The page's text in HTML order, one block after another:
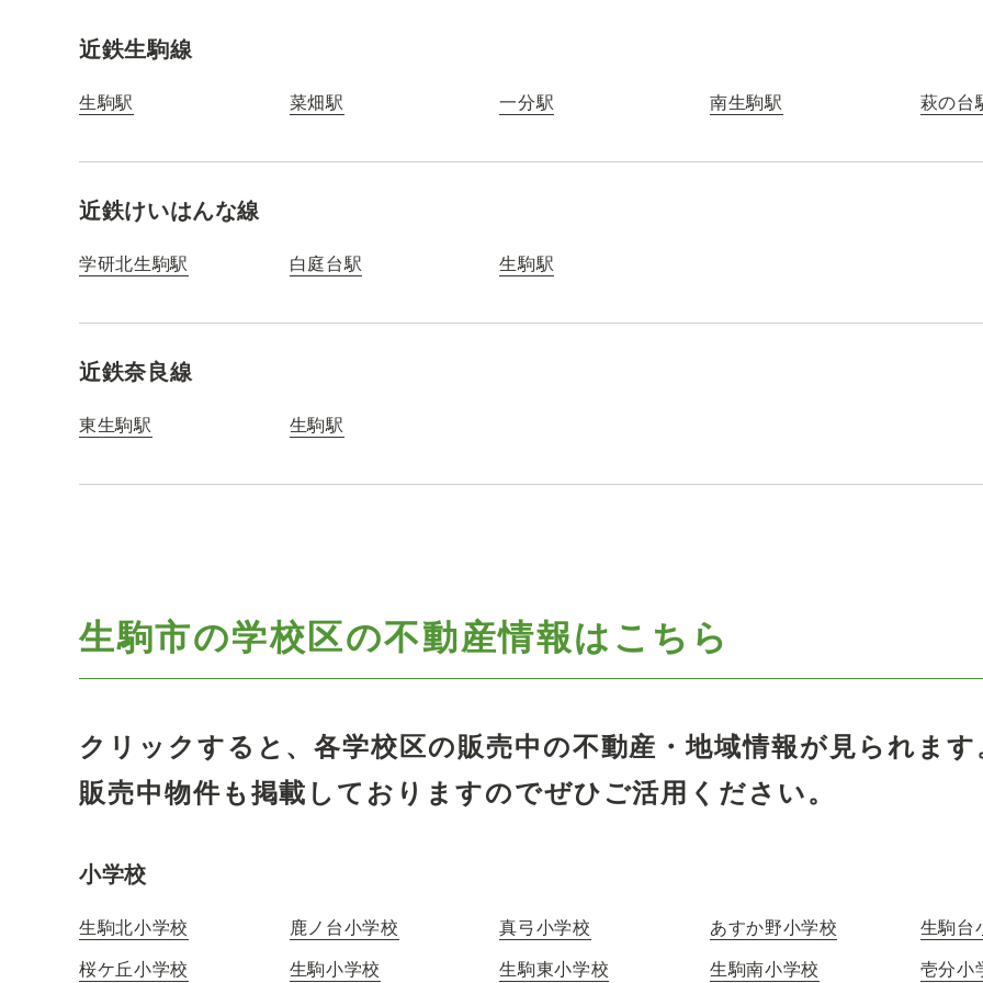
近鉄生駒線
生駒駅 菜畑駅 一分駅 南生駒駅 萩の台
近鉄けいはんな線
学研北生駒駅 白庭台駅 生駒駅
近鉄奈良線
東生駒駅 生駒駅
生駒市の学校区の不動産情報はこちら
クリックすると、各学校区の販売中の不動産・地域情報が見られます
販売中物件も掲載しておりますのでぜひご活用ください。
小学校
生駒北小学校 鹿ノ台小学校 真弓小学校 あすか野小学校 生駒台
桜ケ丘小学校
生駒小学校 生駒東小学校 生駒南小学校 壱分小